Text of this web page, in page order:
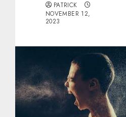
PATRICK
NOVEMBER 12,
2023